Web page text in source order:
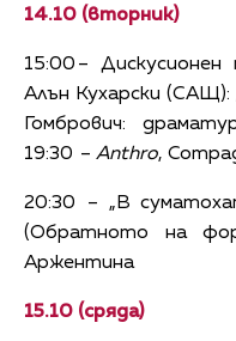
14.10 (вторник)
15:00 –
Алън Кухарски
Гомбрович:
19:30 – Anthro,
20:30 – „В
(Обратното на
Аржентина
15.10 (сряда)